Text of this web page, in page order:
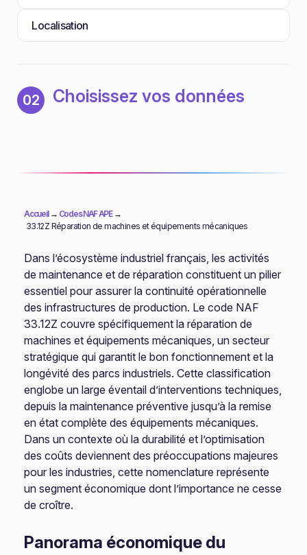
Localisation
02 Choisissez vos données
Accueil→ Codes NAF APE→
33.12Z Réparation de machines et équipements mécaniques
Dans l’écosystème industriel français, les activités
de maintenance et de réparation constituent un pilier
essentiel pour assurer la continuité opérationnelle
des infrastructures de production. Le code NAF
33.12Z couvre spécifiquement la réparation de
machines et équipements mécaniques, un secteur
stratégique qui garantit le bon fonctionnement et la
longévité des parcs industriels. Cette classification
englobe un large éventail d’interventions techniques,
depuis la maintenance préventive jusqu’à la remise
en état complète des équipements mécaniques.
Dans un contexte où la durabilité et l’optimisation
des coûts deviennent des préoccupations majeures
pour les industries, cette nomenclature représente
un segment économique dont l’importance ne cesse
de croître.
Panorama économique du